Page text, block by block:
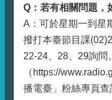
Q ：若有相關問題，
A：可於星期一到星
撥打本臺節目課
22-24、28、29詢問
（https://
播電臺」粉絲專頁查